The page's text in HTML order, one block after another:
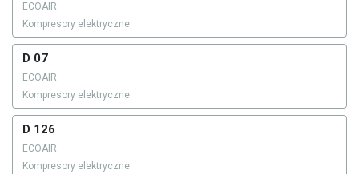
ECOAIR
Kompresory elektryczne
D 07
ECOAIR
Kompresory elektryczne
D 126
ECOAIR
Kompresory elektryczne